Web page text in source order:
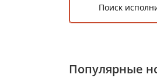
Поиск
Популярные